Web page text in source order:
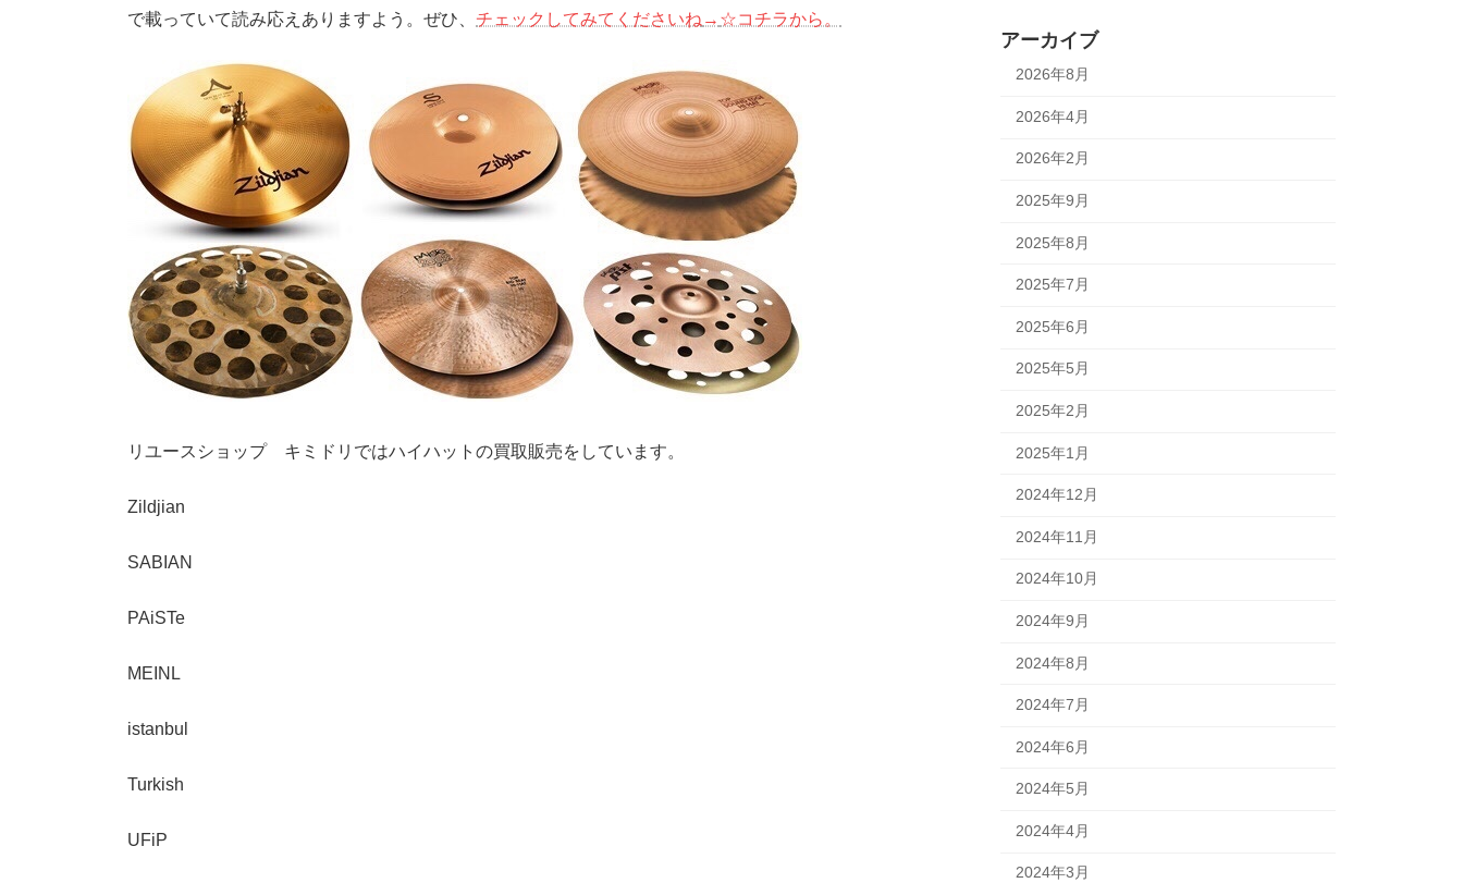
で載っていて読み応えありますよう。ぜひ、 チェックしてみてくださいね → ☆コチラから。
リユースショップ キミドリではハイハットの買取販売をしています。
Zildjian
SABIAN
PAiSTe
MEINL
istanbul
Turkish
UFiP
アーカイブ
2026年8月
2026年4月
2026年2月
2025年9月
2025年8月
2025年7月
2025年6月
2025年5月
2025年2月
2025年1月
2024年12月
2024年11月
2024年10月
2024年9月
2024年8月
2024年7月
2024年6月
2024年5月
2024年4月
2024年3月